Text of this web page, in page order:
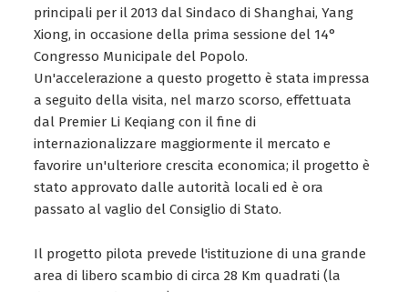
principali per il 2013 dal Sindaco di Shanghai, Yang
Xiong, in occasione della prima sessione del 14°
Congresso Municipale del Popolo.
Un'accelerazione a questo progetto è stata impressa
a seguito della visita, nel marzo scorso, effettuata
dal Premier Li Keqiang con il fine di
internazionalizzare maggiormente il mercato e
favorire un'ulteriore crescita economica; il progetto è
stato approvato dalle autorità locali ed è ora
passato al vaglio del Consiglio di Stato.
Il progetto pilota prevede l'istituzione di una grande
area di libero scambio di circa 28 Km quadrati (la